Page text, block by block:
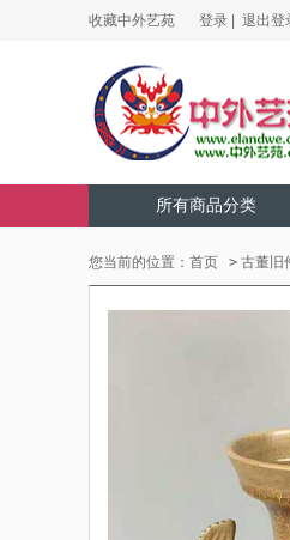
收藏中外艺苑 登录 | 退出登
所有商品分类
您当前的位置： 首页 > 古董旧